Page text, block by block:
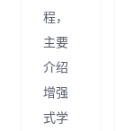
程，
主要
介绍
增强
式学